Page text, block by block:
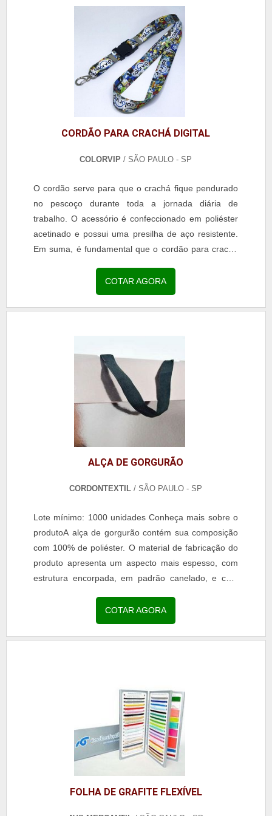
catálogo, oferece tecido impermeável e uma ampla
variedade de tecidos para atender as necessidades
do segmento têxtil. No catálogo da empresa
encontram-se: tecido de sarja, tecido tricoline com
elastano, tecido anti inseto, tecido tergal branco,
etc.Para adquirir tecido impermeável, entre em
contato direto com a Kenia. Os dados de contato da
empresa estão disponibilizados aqui mesmo, no
fixado abaixo e faça o orçamento do tecido
compromisso. Aproveite os benefícios!.
CORDÃO PARA CRACHÁ DIGITAL
COLORVIP / SÃO PAULO - SP
O cordão serve para que o crachá fique pendurado
no pescoço durante toda a jornada diária de
trabalho. O acessório é confeccionado em poliéster
acetinado e possui uma presilha de aço resistente.
Em suma, é fundamental que o cordão para crachá
qualidade, o que garante que tenha longa vida útil.
Aliás, a tinta utilizada para a impressão não deve
dissolver com o suor do corpo. MAIS SOBRE
COTAR AGORA
ALÇA DE GORGURÃO
CORDONTEXTIL / SÃO PAULO - SP
Lote mínimo: 1000 unidades Conheça mais sobre o
produtoA alça de gorgurão contém sua composição
com 100% de poliéster. O material de fabricação do
produto apresenta um aspecto mais espesso, com
estrutura encorpada, em padrão canelado, e com
gorgurão é bem grande. Esse produto não é
encontrado apenas como alça, mas também é
utilizado em produções de outros materiais, peças e
alças de gorgurão para uso em crachás do tipo
corporativos;Enfeite, como fita para laços;Usoem
acessórios pessoais;Uso em calçados;Decorações
diversas;Gravatinhas infantis;Alças de gorgurão em
sacolas;Bolsas femininas;Cintos.É notável o uso de
gorgurão também no segmento da moda. É possível
confirmar que esse produto está presente no dia a
COTAR AGORA
FOLHA DE GRAFITE FLEXÍVEL